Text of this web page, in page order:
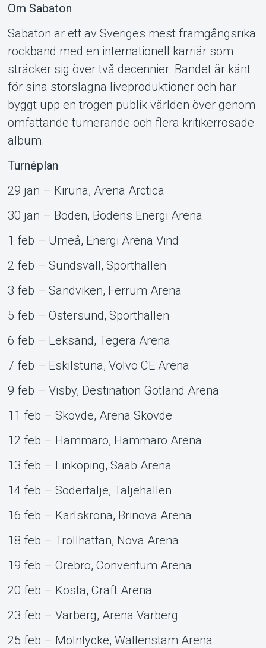
Om Sabaton
Sabaton är ett av Sveriges mest framgångsrika
rockband med en internationell karriär som
sträcker sig över två decennier. Bandet är känt
för sina storslagna liveproduktioner och har
byggt upp en trogen publik världen över genom
omfattande turnerande och flera kritikerrosade
album.
Turnéplan
29 jan – Kiruna, Arena Arctica
30 jan – Boden, Bodens Energi Arena
1 feb – Umeå, Energi Arena Vind
2 feb – Sundsvall, Sporthallen
3 feb – Sandviken, Ferrum Arena
5 feb – Östersund, Sporthallen
6 feb – Leksand, Tegera Arena
7 feb – Eskilstuna, Volvo CE Arena
9 feb – Visby, Destination Gotland Arena
11 feb – Skövde, Arena Skövde
12 feb – Hammarö, Hammarö Arena
13 feb – Linköping, Saab Arena
14 feb – Södertälje, Täljehallen
16 feb – Karlskrona, Brinova Arena
18 feb – Trollhättan, Nova Arena
19 feb – Örebro, Conventum Arena
20 feb – Kosta, Craft Arena
23 feb – Varberg, Arena Varberg
25 feb – Mölnlycke, Wallenstam Arena